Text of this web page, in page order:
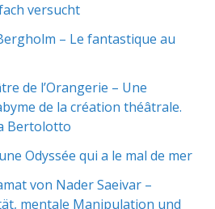
versucht
– Le fantastique au
de l’Orangerie – Une
de la création théâtrale.
Bertolotto
Odyssée qui a le mal de mer
von Nader Saeivar​​ –
mentale Manipulation und